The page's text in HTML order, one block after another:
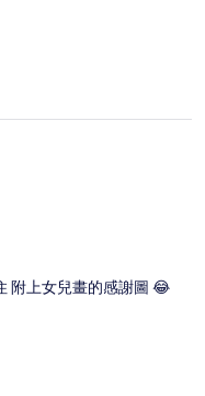
附上女兒畫的感謝圖 😂